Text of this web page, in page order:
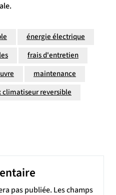
énergie électrique
frais d'entretien
maintenance
climatiseur reversible
pas publiée. Les champs